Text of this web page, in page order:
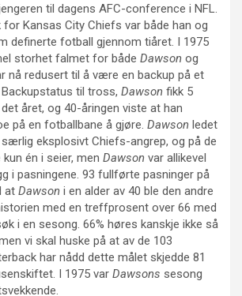
til dagens AFC-conference i NFL.
Kansas City Chiefs var både han og
definerte fotball gjennom tiåret. I 1975
storhet falmet for både Dawson og
nå redusert til å være en backup på et
til tross, Dawson fikk 5
året, og 40-åringen viste at han
på en fotballbane å gjøre. Dawson ledet
eksplosivt Chiefs-angrep, og på de
én i seier, men Dawson var allikevel
i pasningene. 93 fullførte pasninger på
at Dawson i en alder av 40 ble den andre
med en treffprosent over 66 med
i en sesong. 66% høres kanskje ikke så
vi skal huske på at av de 103
har nådd dette målet skjedde 81
I 1975 var Dawsons sesong